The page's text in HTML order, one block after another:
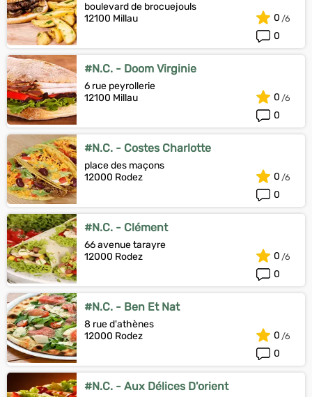
boulevard de brocuejouls
12100 Millau
0
0
#N.C. - Doom Virginie
6 rue peyrollerie
12100 Millau
0
0
#N.C. - Costes Charlotte
place des maçons
12000 Rodez
0
0
#N.C. - Clément
66 avenue tarayre
12000 Rodez
0
0
#N.C. - Ben Et Nat
8 rue d'athènes
12000 Rodez
0
0
#N.C. - Aux Délices D'orient